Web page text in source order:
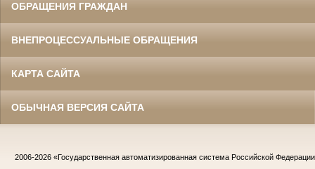
ОБРАЩЕНИЯ ГРАЖДАН
ВНЕПРОЦЕССУАЛЬНЫЕ ОБРАЩЕНИЯ
КАРТА САЙТА
ОБЫЧНАЯ ВЕРСИЯ САЙТА
2006-2026 «Государственная автоматизированная система Российской